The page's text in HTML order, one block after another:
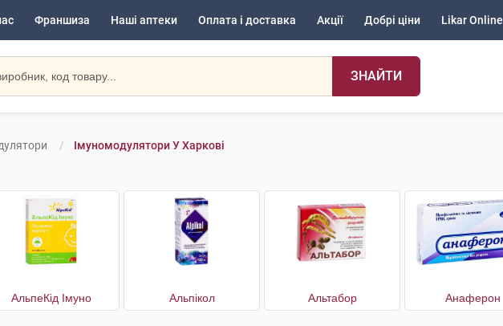
Франшиза Наші аптеки Оплата і доставка Акції Добрі ціни Likar Online
ЗНАЙТИ
Імуномодулятори У Харкові
АльпеКід Імуно Альпікол Альтабор Анаферон